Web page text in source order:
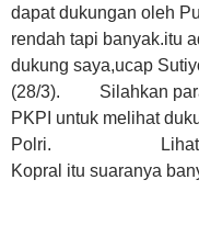
dapat dukungan oleh
rendah tapi banyak.itu
dukung saya,ucap
(28/3). Silahkan para
PKPI untuk melihat
Polri. Lihat saja
Kopral itu suaranya